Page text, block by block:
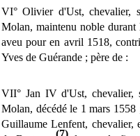
VI° Olivier d'Ust, chevalier,
Molan, maintenu noble
aveu pour en avril 1518,
Yves de Guérande ; père de :
VII° Jan IV d'Ust, chevalier,
Molan, décédé le 1 mars
Guillaume Lenfent, chevalier,